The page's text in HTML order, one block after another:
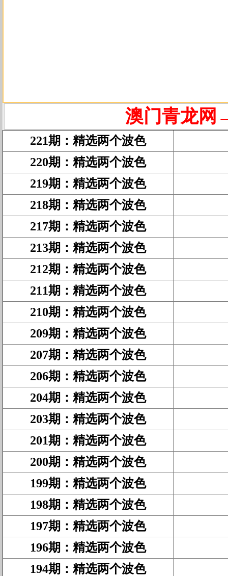
澳门青龙网
221期 ： 精选两个波色
220期 ： 精选两个波色
219期 ： 精选两个波色
218期 ： 精选两个波色
217期 ： 精选两个波色
213期 ： 精选两个波色
212期 ： 精选两个波色
211期 ： 精选两个波色
210期 ： 精选两个波色
209期 ： 精选两个波色
207期 ： 精选两个波色
206期 ： 精选两个波色
204期 ： 精选两个波色
203期 ： 精选两个波色
201期 ： 精选两个波色
200期 ： 精选两个波色
199期 ： 精选两个波色
198期 ： 精选两个波色
197期 ： 精选两个波色
196期 ： 精选两个波色
194期 ： 精选两个波色